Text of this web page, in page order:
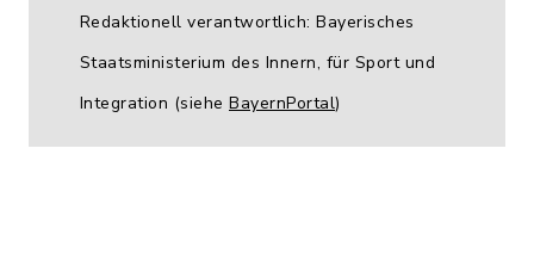
Redaktionell verantwortlich: Bayerisches
Staatsministerium des Innern, für Sport und
Integration (siehe BayernPortal)